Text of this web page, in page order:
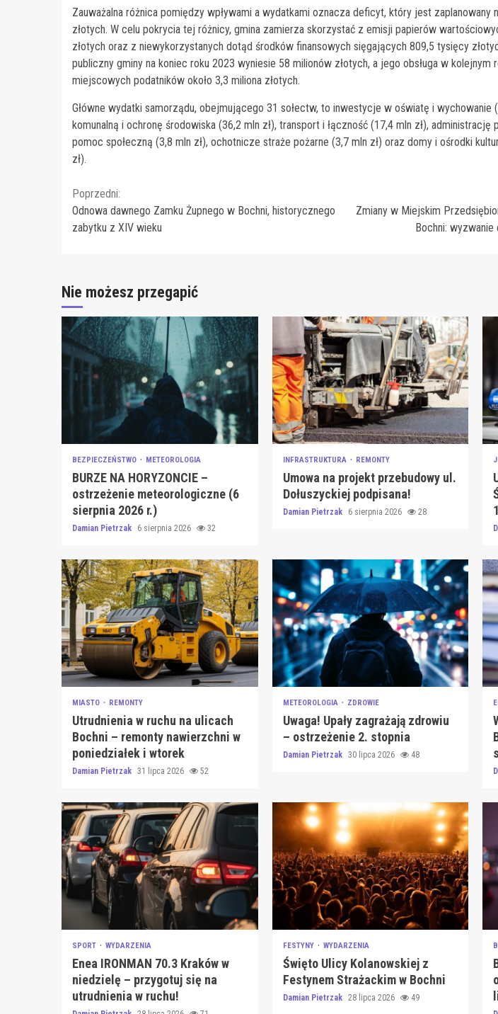
Zauważalna różnica pomiędzy wpływami a wydatkami oznacza deficyt, który jest zaplanowany
złotych. W celu pokrycia tej różnicy, gmina zamierza skorzystać z emisji papierów
złotych oraz z niewykorzystanych dotąd środków finansowych sięgających 809,5 tysięcy
publiczny gminy na koniec roku 2023 wyniesie 58 milionów złotych, a jego obsługa w
miejscowych podatników około 3,3 miliona złotych.
Główne wydatki samorządu, obejmującego 31 sołectw, to inwestycje w oświatę i wychowanie
komunalną i ochronę środowiska (36,2 mln zł), transport i łączność (17,4 mln zł), administrację
pomoc społeczną (3,8 mln zł), ochotnicze straże pożarne (3,7 mln zł) oraz domy i ośrodki
zł).
Continue
Reading
Poprzedni:
Odnowa dawnego Zamku Żupnego w Bochni, historycznego
zabytku z XIV wieku
Zmiany w Miejskim
Bochni:
Nie możesz przegapić
BEZPIECZEŃSTWO METEOROLOGIA
BURZE NA HORYZONCIE –
ostrzeżenie meteorologiczne (6
sierpnia 2026 r.)
Damian Pietrzak 6 sierpnia 2026 32
INFRASTRUKTURA REMONTY
Umowa na projekt przebudowy ul.
Dołuszyckiej podpisana!
Damian Pietrzak 6 sierpnia 2026 28
MIASTO REMONTY
Utrudnienia w ruchu na ulicach
Bochni – remonty nawierzchni w
poniedziałek i wtorek
Damian Pietrzak 31 lipca 2026 52
METEOROLOGIA ZDROWIE
Uwaga! Upały zagrażają zdrowiu
– ostrzeżenie 2. stopnia
Damian Pietrzak 30 lipca 2026 48
SPORT WYDARZENIA
Enea IRONMAN 70.3 Kraków w
niedzielę – przygotuj się na
utrudnienia w ruchu!
FESTYNY WYDARZENIA
Święto Ulicy Kolanowskiej z
Festynem Strażackim w Bochni
Damian Pietrzak 28 lipca 2026 49